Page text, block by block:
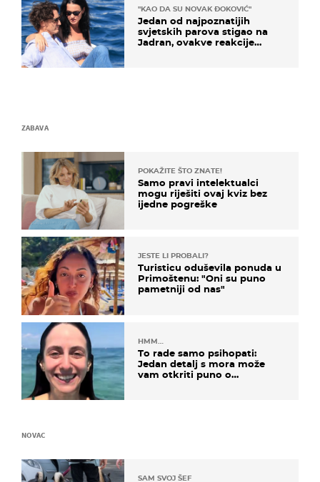
"KAO DA SU NOVAK ĐOKOVIĆ"
Jedan od najpoznatijih
svjetskih parova stigao na
Jadran, ovakve reakcije
ZABAVA
POKAŽITE ŠTO ZNATE!
Samo pravi intelektualci
mogu riješiti ovaj kviz bez
ijedne pogreške
JESTE LI PROBALI?
Turisticu oduševila ponuda u
Primoštenu: "Oni su puno
pametniji od nas"
HMM…
To rade samo psihopati:
Jedan detalj s mora može
vam otkriti puno o
NOVAC
SAM SVOJ ŠEF